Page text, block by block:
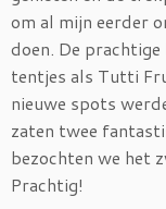
om al mijn eerder
doen. De
tentjes als Tutti
nieuwe spots
zaten twee
bezochten we het
Prachtig!